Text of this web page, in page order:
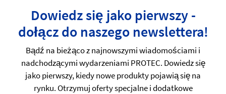
Dowiedz się jako pierwszy -
dołącz do naszego newslettera!
Bądź na bieżąco z najnowszymi wiadomościami i
nadchodzącymi wydarzeniami PROTEC. Dowiedz się
jako pierwszy, kiedy nowe produkty pojawią się na
rynku. Otrzymuj oferty specjalne i dodatkowe